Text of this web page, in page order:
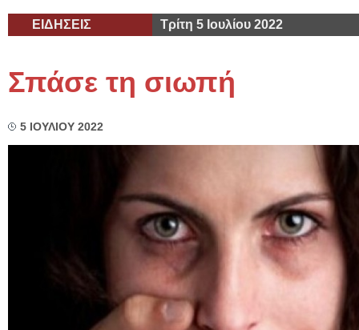
ΕΙΔΗΣΕΙΣ Τρίτη 5 Ιουλίου 2022
Σπάσε τη σιωπή
5 ΙΟΥΛΙΟΥ 2022